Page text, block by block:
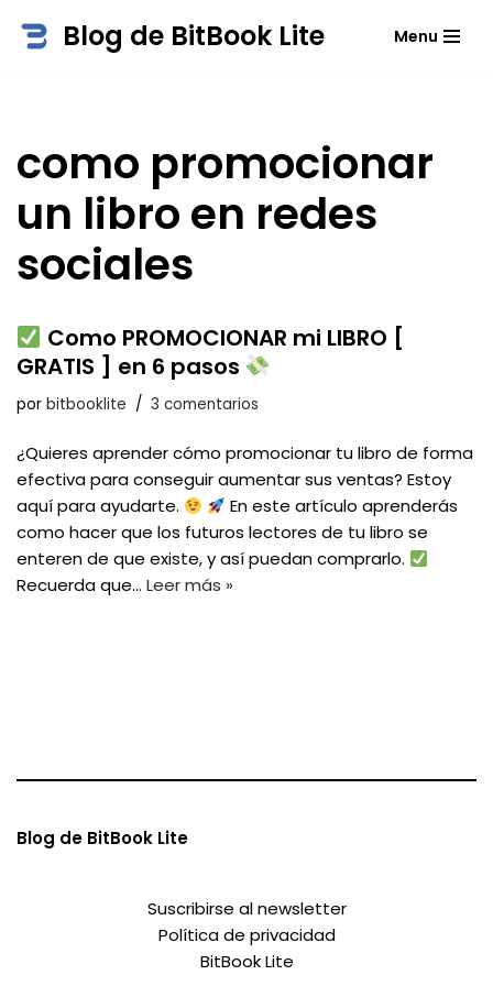
Blog de BitBook Lite Menu
como promocionar
un libro en redes
sociales
Como PROMOCIONAR mi LIBRO [
GRATIS ] en 6 pasos
por bitbooklite 3 comentarios
¿Quieres aprender cómo promocionar tu libro de forma
efectiva para conseguir aumentar sus ventas? Estoy
aquí para ayudarte.
En este artículo aprenderás
como hacer que los futuros lectores de tu libro se
enteren de que existe, y así puedan comprarlo.
Recuerda que… Leer más »
Blog de BitBook Lite
Suscribirse al newsletter
Política de privacidad
BitBook Lite